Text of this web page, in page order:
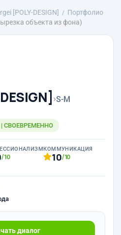
[POLY-DESIGN]
Портфолио
объекта из фона)
›S-M
СВОЕВРЕМЕННО
/10
КОММУНИКАЦИЯ
10/10
диалог